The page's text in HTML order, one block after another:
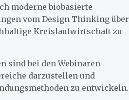
moderne biobasierte
vom Design Thinking über
Kreislaufwirtschaft zu
sind bei den Webinaren
darzustellen und
zu entwickeln.